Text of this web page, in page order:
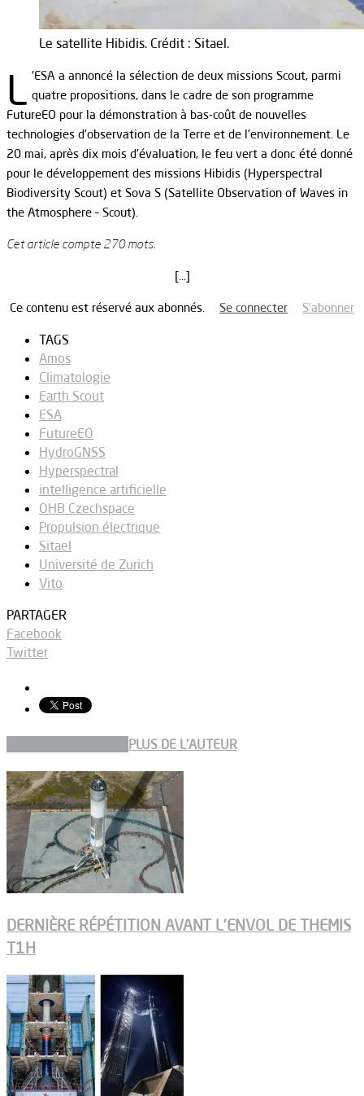
Le satellite Hibidis. Crédit : Sitael.
L ‘ESA a annoncé la sélection de deux missions Scout, parmi
quatre propositions, dans le cadre de son programme
FutureEO pour la démonstration à bas-coût de nouvelles
technologies d’observation de la Terre et de l’environnement. Le
20 mai, après dix mois d’évaluation, le feu vert a donc été donné
pour le développement des missions Hibidis (Hyperspectral
Biodiversity Scout) et Sova S (Satellite Observation of Waves in
the Atmosphere – Scout).
Cet article compte 270 mots.
[…]
Ce contenu est réservé aux abonnés. Se connecter S’abonner
TAGS
Amos
Climatologie
Earth Scout
ESA
FutureEO
HydroGNSS
Hyperspectral
intelligence artificielle
OHB Czechspace
Propulsion électrique
Sitael
Université de Zurich
Vito
PARTAGER
Facebook
Twitter
PLUS DE L'AUTEUR
DERNIÈRE RÉPÉTITION AVANT L’ENVOL DE THEMIS
T1H